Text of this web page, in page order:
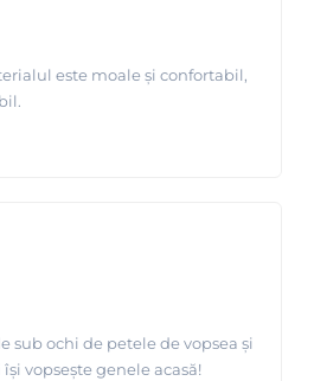
este moale și confortabil,
sub ochi de petele de vopsea și
vopsește genele acasă!